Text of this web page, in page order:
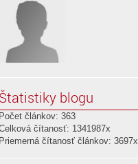
Štatistiky blogu
Počet článkov: 363
čítanosť: 1341987x
Priemerná čítanosť článkov: 3697x